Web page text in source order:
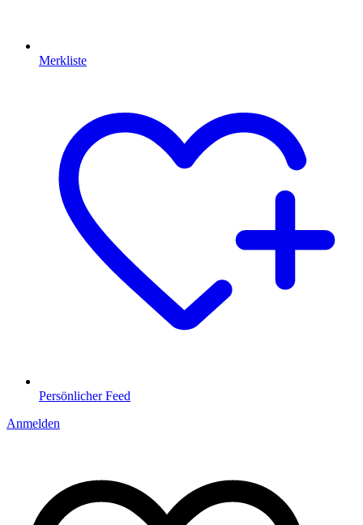
Merkliste
Persönlicher Feed
Anmelden